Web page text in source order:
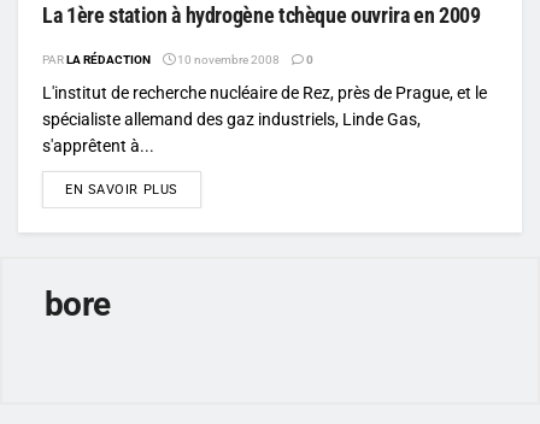
La 1ère station à hydrogène tchèque ouvrira en 2009
PARLA RÉDACTION 10 novembre 2008 0
L'institut de recherche nucléaire de Rez, près de Prague, et le
spécialiste allemand des gaz industriels, Linde Gas,
s'apprêtent à...
EN SAVOIR PLUS
bore